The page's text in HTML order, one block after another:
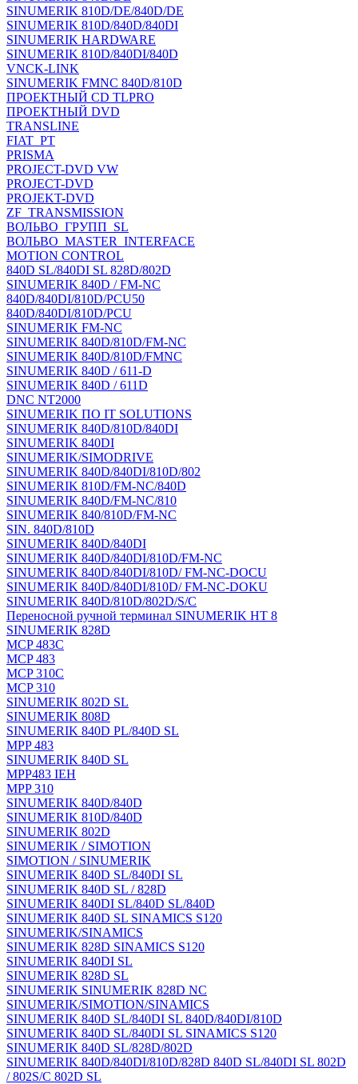
SINUMERIK 810D/DE/840D/DE
SINUMERIK 810D/840D/840DI
SINUMERIK HARDWARE
SINUMERIK 810D/840DI/840D
VNCK-LINK
SINUMERIK FMNC 840D/810D
ПРОЕКТНЫЙ CD TLPRO
ПРОЕКТНЫЙ DVD
TRANSLINE
FIAT_PT
PRISMA
PROJECT-DVD VW
PROJECT-DVD
PROJEKT-DVD
ZF_TRANSMISSION
ВОЛЬВО_ГРУПП_SL
ВОЛЬВО_MASTER_INTERFACE
MOTION CONTROL
840D SL/840DI SL 828D/802D
SINUMERIK 840D / FM-NC
840D/840DI/810D/PCU50
840D/840DI/810D/PCU
SINUMERIK FM-NC
SINUMERIK 840D/810D/FM-NC
SINUMERIK 840D/810D/FMNC
SINUMERIK 840D / 611-D
SINUMERIK 840D / 611D
DNC NT2000
SINUMERIK ПО IT SOLUTIONS
SINUMERIK 840D/810D/840DI
SINUMERIK 840DI
SINUMERIK/SIMODRIVE
SINUMERIK 840D/840DI/810D/802
SINUMERIK 810D/FM-NC/840D
SINUMERIK 840D/FM-NC/810
SINUMERIK 840/810D/FM-NC
SIN. 840D/810D
SINUMERIK 840D/840DI
SINUMERIK 840D/840DI/810D/FM-NC
SINUMERIK 840D/840DI/810D/ FM-NC-DOCU
SINUMERIK 840D/840DI/810D/ FM-NC-DOKU
SINUMERIK 840D/810D/802D/S/C
Переносной ручной терминал SINUMERIK HT 8
SINUMERIK 828D
MCP 483C
MCP 483
MCP 310C
MCP 310
SINUMERIK 802D SL
SINUMERIK 808D
SINUMERIK 840D PL/840D SL
MPP 483
SINUMERIK 840D SL
MPP483 IEH
MPP 310
SINUMERIK 840D/840D
SINUMERIK 810D/840D
SINUMERIK 802D
SINUMERIK / SIMOTION
SIMOTION / SINUMERIK
SINUMERIK 840D SL/840DI SL
SINUMERIK 840D SL / 828D
SINUMERIK 840DI SL/840D SL/840D
SINUMERIK 840D SL SINAMICS S120
SINUMERIK/SINAMICS
SINUMERIK 828D SINAMICS S120
SINUMERIK 840DI SL
SINUMERIK 828D SL
SINUMERIK SINUMERIK 828D NC
SINUMERIK/SIMOTION/SINAMICS
SINUMERIK 840D SL/840DI SL 840D/840DI/810D
SINUMERIK 840D SL/840DI SL SINAMICS S120
SINUMERIK 840D SL/828D/802D
SINUMERIK 840D/840DI/810D/828D 840D SL/840DI SL 802D
/ 802S/C 802D SL